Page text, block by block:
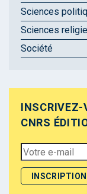
Sciences
Sciences
Société
INSCRIVEZ-
CNRS